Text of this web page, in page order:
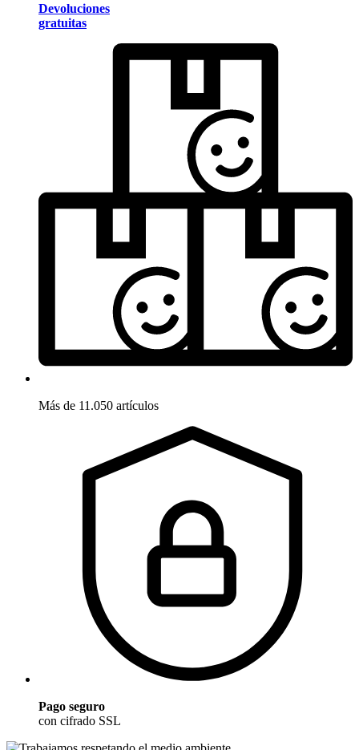
Devoluciones
gratuitas
Más de 11.050 artículos
Pago seguro
con cifrado SSL